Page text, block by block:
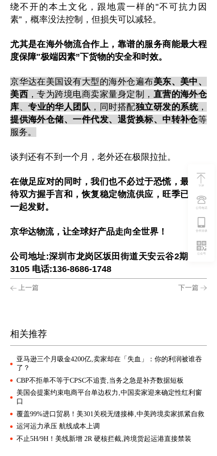
TOP
公司电话
合作洽谈
公众号
绕不开的本土文化，跟地震一样的"不可抗力因
素”，概率没法控制，但损失可以减轻。
尤其是在海外物流合作上，靠谱的服务商能最大程
度保障"极端因素”下货物的安全和时效。
京华达在美国设有大型的海外仓遍布美东、美中、
美西 ，专为跨境电商卖家量身定制， 直营的海外仓
库、专业的华人团队 ，同时搭配独立研发的系统，
提供海外仓储、一件代发、退货换标、中转补仓等
服务。
谈判还有不到一个月，老外还在极限拉扯。
在做足应对的同时，我们也不必过于恐慌，最终期
待双方握手言和，恢复稳定物流供应，旺季已来，
一起发财。
京华达物流，让全球好产品走向全世界！
公司地址:深圳市龙岗区坂田街道天安云谷2期11栋
3105 电话:136-8686-1748
上一篇 下一篇
相关推荐
亚马逊三个月吸金4200亿‚卖家却在「失血」：你的利润被谁吞
了？
CBP不拒单不等于CPSC不追责‚当务之急是补齐数据短板
美国会提案约束电商平台单边权力‚中国卖家迎来确定性红利窗
口
覆盖99%进口贸易！美301关税无缝接棒‚中美跨境卖家抓紧自救
运河运力承压 航线成本上调
不止5H/9H！美线新增 2R 硬核拦截‚跨境货起运港直接禁装